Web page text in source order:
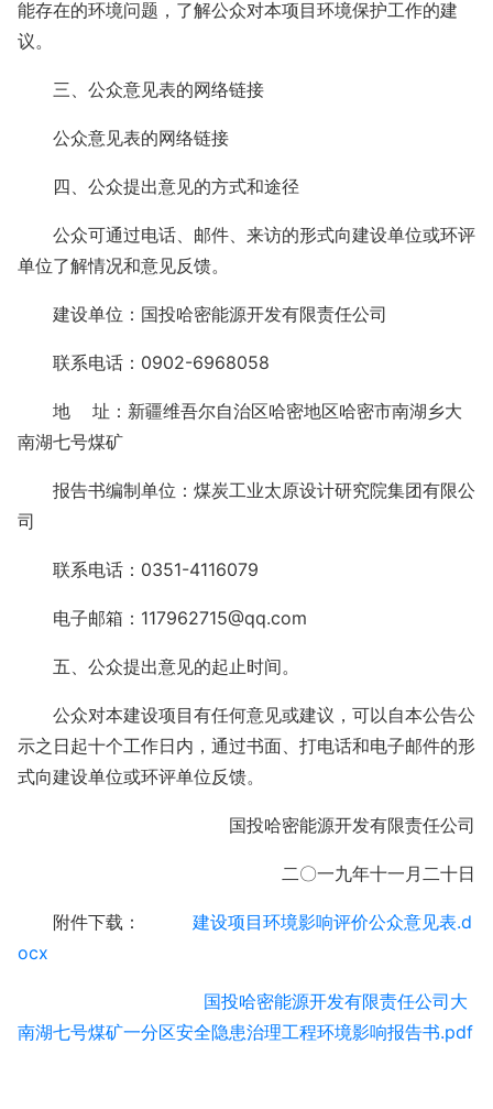
能存在的环境问题，了解公众对本项目环境保护工作的建
议。
三、公众意见表的网络链接
公众意见表的网络链接
四、公众提出意见的方式和途径
公众可通过电话、邮件、来访的形式向建设单位或环评
单位了解情况和意见反馈。
建设单位：国投哈密能源开发有限责任公司
联系电话：0902-6968058
地 址：新疆维吾尔自治区哈密地区哈密市南湖乡大
南湖七号煤矿
报告书编制单位：煤炭工业太原设计研究院集团有限公
司
联系电话：0351-4116079
电子邮箱：117962715@qq.com
五、公众提出意见的起止时间。
公众对本建设项目有任何意见或建议，可以自本公告公
示之日起十个工作日内，通过书面、打电话和电子邮件的形
式向建设单位或环评单位反馈。
国投哈密能源开发有限责任公司
二〇一九年十一月二十日
附件下载：
建设项目环境影响评价公众意见表.d
ocx
国投哈密能源开发有限责任公司大
南湖七号煤矿一分区安全隐患治理工程环境影响报告书.pdf